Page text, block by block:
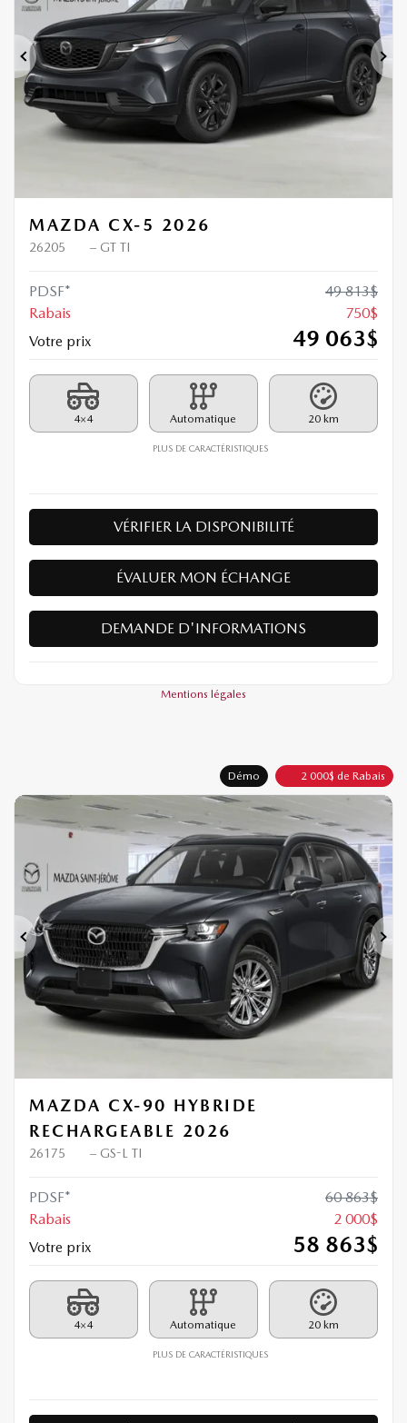
Précédent
MAZDA CX-5 2026
26205 – GT TI
PDSF* 49 813$
Rabais
750$
Votre prix
49 063$
4×4 Automatique 20 km
PLUS DE CARACTÉRISTIQUES
VÉRIFIER LA DISPONIBILITÉ
ÉVALUER MON ÉCHANGE
DEMANDE D'INFORMATIONS
Mentions légales
Démo 2 000$ de Rabais
Précédent
MAZDA CX-90 HYBRIDE
RECHARGEABLE 2026
26175 – GS-L TI
PDSF* 60 863$
Rabais
2 000$
Votre prix
58 863$
4×4 Automatique 20 km
PLUS DE CARACTÉRISTIQUES